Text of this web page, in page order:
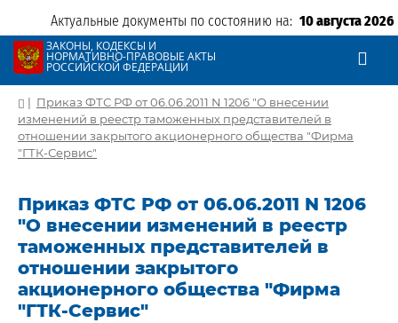
Актуальные документы по состоянию на: 10 августа 2026
ЗАКОНЫ, КОДЕКСЫ И
НОРМАТИВНО-ПРАВОВЫЕ АКТЫ
РОССИЙСКОЙ ФЕДЕРАЦИИ
| Приказ ФТС РФ от 06.06.2011 N 1206 "О внесении
изменений в реестр таможенных представителей в
отношении закрытого акционерного общества "Фирма
"ГТК-Сервис"
Приказ ФТС РФ от 06.06.2011 N 1206
"О внесении изменений в реестр
таможенных представителей в
отношении закрытого
акционерного общества "Фирма
"ГТК-Сервис"